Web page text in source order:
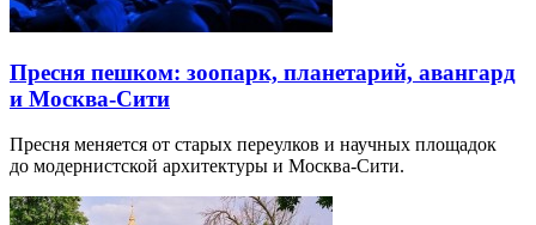
Пресня пешком: зоопарк, планетарий, авангард
и Москва-Сити
Пресня меняется от старых переулков и научных площадок
до модернистской архитектуры и Москва-Сити.